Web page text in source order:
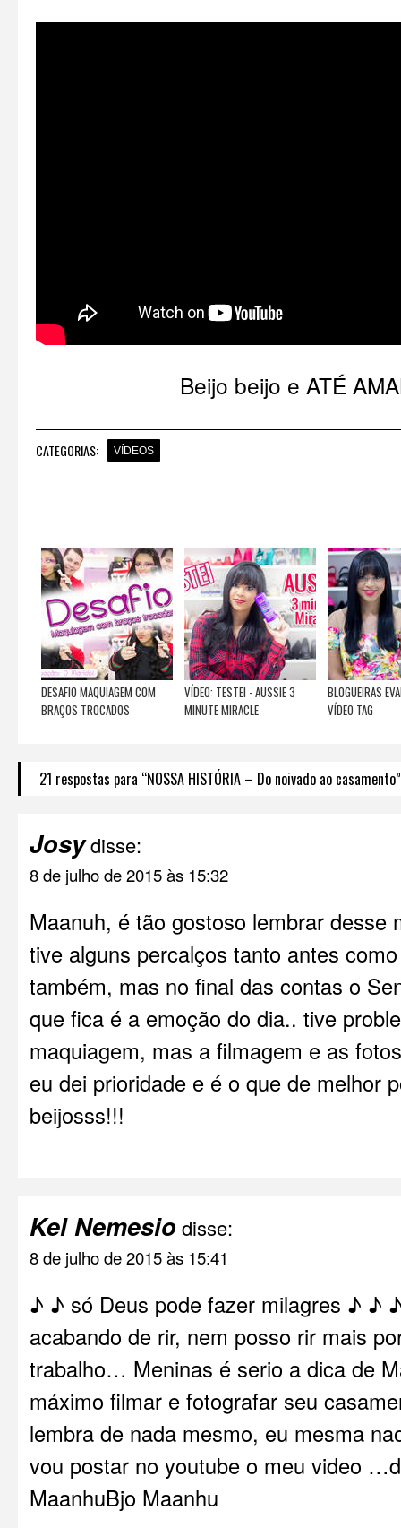
Beijo beijo e ATÉ
CATEGORIAS: VÍDEOS
DESAFIO MAQUIAGEM COM
BRAÇOS TROCADOS
VÍDEO: TESTEI - AUSSIE 3
MINUTE MIRACLE
BLOGUEIRAS
VÍDEO TAG
21 respostas para “NOSSA HISTÓRIA – Do noivado ao casamento”
Josydisse:
8 de julho de 2015 às 15:32
Maanuh, é tão gostoso lembrar
tive alguns percalços tanto antes
também, mas no final das contas o
que fica é a emoção do dia.. tive
maquiagem, mas a filmagem e as
eu dei prioridade e é o que de melhor
beijosss!!!
Kel Nemesio disse:
8 de julho de 2015 às 15:41
♪ ♪ só Deus pode fazer milagres ♪ ♪
acabando de rir, nem posso rir mais
trabalho… Meninas é serio a dica de
máximo filmar e fotografar seu
lembra de nada mesmo, eu mesma
vou postar no youtube o meu video
MaanhuBjo Maanhu